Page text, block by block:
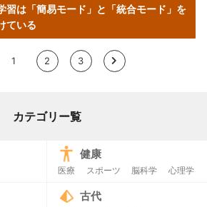
習は「簡易モード」と「統合モード」を
ている
1 2 3 >
カテゴリー覧
健康
医療 スポーツ 脳科学 心理学
古代